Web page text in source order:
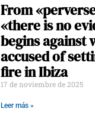
From
«there is no
begins against
accused of
fire in Ibiza
17 de noviembre de 2025
Leer más »